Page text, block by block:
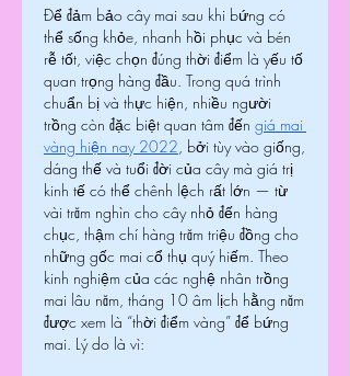
Để đảm bảo cây mai sau khi bứng có
thể sống khỏe, nhanh hồi phục và bén
rễ tốt, việc chọn đúng thời điểm là yếu tố
quan trọng hàng đầu. Trong quá trình
chuẩn bị và thực hiện, nhiều người
trồng còn đặc biệt quan tâm đến giá mai
vàng hiện nay 2022, bởi tùy vào giống,
dáng thế và tuổi đời của cây mà giá trị
kinh tế có thể chênh lệch rất lớn — từ
vài trăm nghìn cho cây nhỏ đến hàng
chục, thậm chí hàng trăm triệu đồng cho
những gốc mai cổ thụ quý hiếm. Theo
kinh nghiệm của các nghệ nhân trồng
mai lâu năm, tháng 10 âm lịch hằng năm
được xem là “thời điểm vàng” để bứng
mai. Lý do là vì: